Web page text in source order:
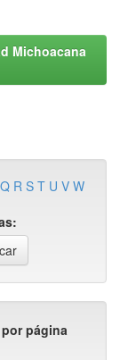
Michoacana
Q R S T U V W
página